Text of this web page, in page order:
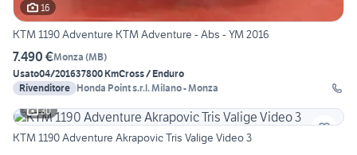
16
KTM 1190 Adventure KTM Adventure - Abs - YM 2016
7.490 €Monza (MB)
Usato04/201637800 KmCross / Enduro
Rivenditore Honda Point s.r.l. Milano - Monza
30
KTM 1190 Adventure Akrapovic Tris Valige Video 3